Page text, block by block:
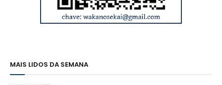
MAIS LIDOS DA SEMANA